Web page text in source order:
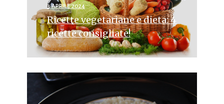
3 APRILE 2024
Ricette vegetariane e dieta: 4
ricette consigliate!